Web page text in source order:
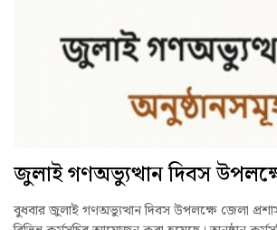
জুলাই গণঅভ্যুত্থান দিবস
বুধবার জুলাই গণঅভ্যুত্থান দিবস উপলক্ষে জেলা